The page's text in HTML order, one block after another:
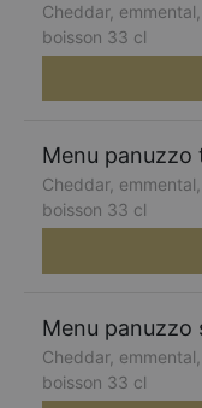
Cheddar,
boisson 33 cl
Menu panuzzo
Cheddar,
boisson 33 cl
Menu panuzzo
Cheddar,
boisson 33 cl